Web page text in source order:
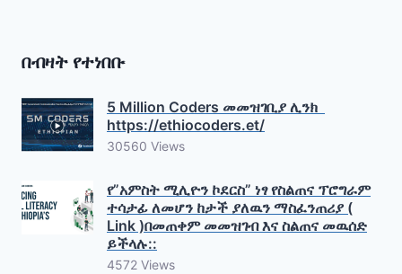
በብዛት የተነበቡ
5 Million Coders መመዝገቢያ ሊንክ
https://ethiocoders.et/
30560 Views
የ”አምስት ሚሊዮን ኮደርስ” ነፃ የስልጠና ፕሮግራም
ተሳታፊ ለመሆን ከታች ያለዉን ማስፈንጠሪያ (
Link )በመጠቀም መመዝገብ እና ስልጠና መዉሰድ
ይችላሉ::
4572 Views